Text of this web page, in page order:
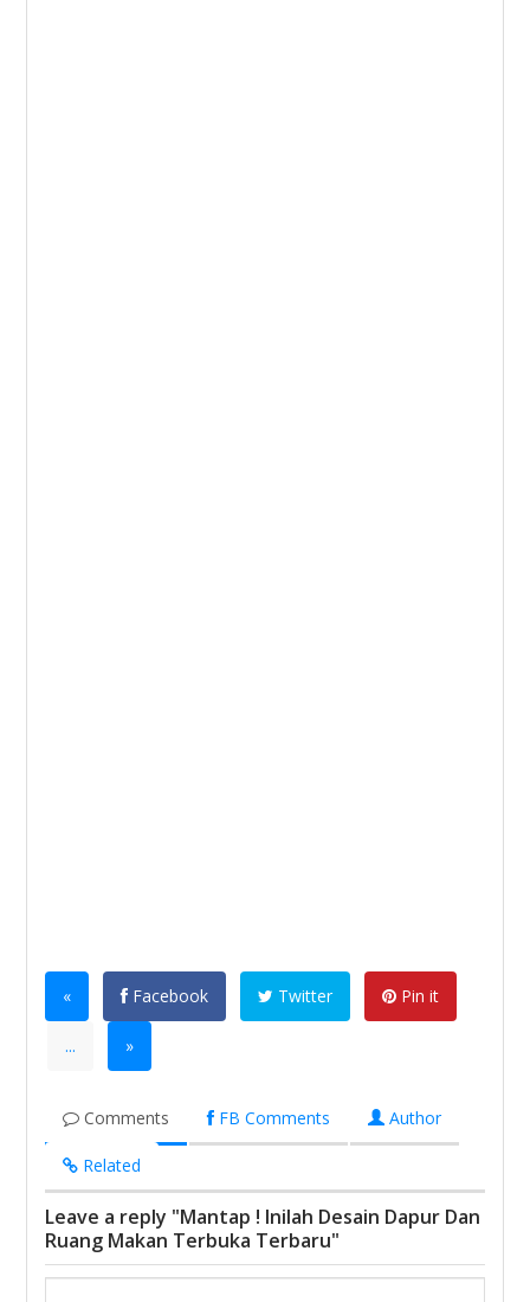
« Facebook Twitter Pin it
... »
Comments FB Comments Author
Related
Leave a reply "Mantap ! Inilah Desain Dapur Dan
Ruang Makan Terbuka Terbaru"